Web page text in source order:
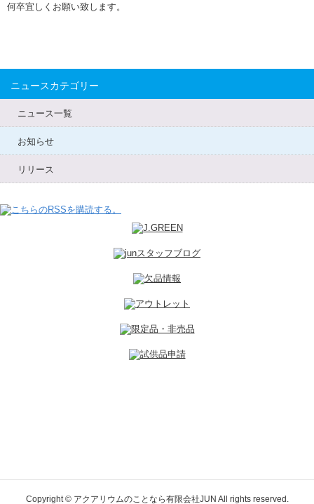
何卒宜しくお願い致します。
ニュースカテゴリー
ニュース一覧
お知らせ
リリース
Copyright © アクアリウムのことなら有限会社JUN All rights reserved.